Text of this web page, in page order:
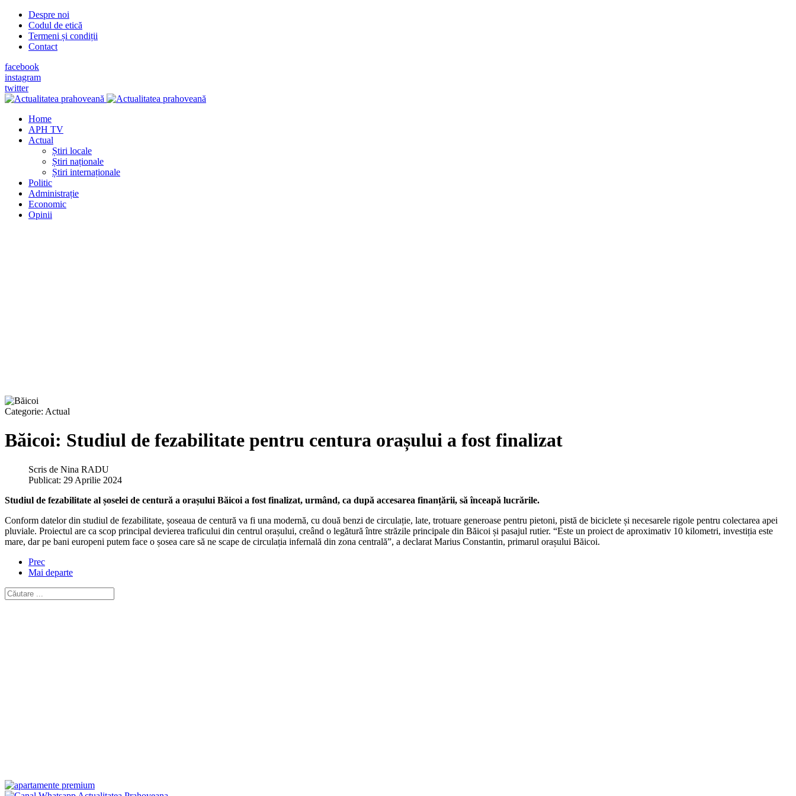
Despre noi
Codul de etică
Termeni și condiții
Contact
facebook
instagram
twitter
Home
APH TV
Actual
Știri locale
Știri naționale
Știri internaționale
Politic
Administrație
Economic
Opinii
Categorie: Actual
Băicoi: Studiul de fezabilitate pentru centura orașului a fost finalizat
Scris de Nina RADU
Publicat: 29 Aprilie 2024
Studiul de fezabilitate al șoselei de centură a orașului Băicoi a fost finalizat, urmând, ca după accesarea finanțării, să înceapă lucrările.
Conform datelor din studiul de fezabilitate, șoseaua de centură va fi una modernă, cu două benzi de circulație, late, trotuare generoase pentru pietoni, pistă de biciclete și necesarele rigole pentru colectarea apei
pluviale. Proiectul are ca scop principal devierea traficului din centrul orașului, creând o legătură între străzile principale din Băicoi și pasajul rutier. “Este un proiect de aproximativ 10 kilometri, investiția este
mare, dar pe bani europeni putem face o șosea care să ne scape de circulația infernală din zona centrală”, a declarat Marius Constantin, primarul orașului Băicoi.
Prec
Mai departe